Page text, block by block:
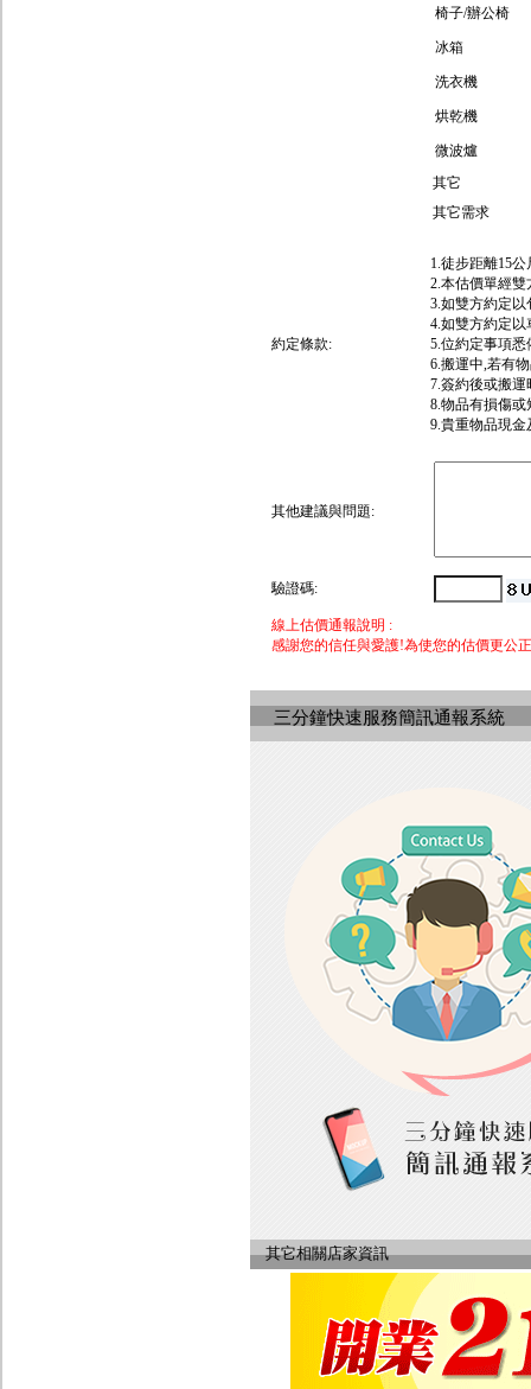
椅子/辦公椅
冰箱
洗衣機
烘乾機
微波爐
其它
其它需求
約定條款:
1.徒步距離15
2.本估價單經
3.如雙方約定
4.如雙方約定
5.位約定事項
6.搬運中,若有
7.簽約後或搬
8.物品有損傷
9.貴重物品現
其他建議與問題:
驗證碼:
線上估價通報說明 :
感謝您的信任與愛護!為使您的估價更公
三分鐘快速服務簡訊通報系統
其它相關店家資訊